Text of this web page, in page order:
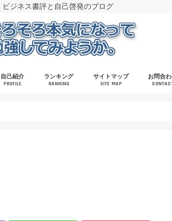
ビジネス書評と自己啓発のブログ
自己紹介
PROFILE
ランキング
RANKING
サイトマップ
SITE MAP
お問合